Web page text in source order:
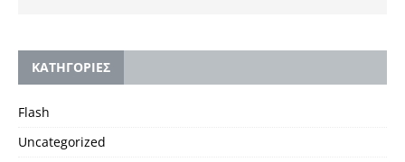
KΑΤΗΓΟΡΙΕΣ
Flash
Uncategorized